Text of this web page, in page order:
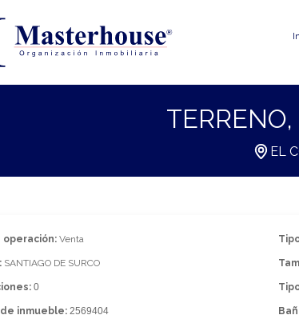
EL
operación: Venta
SANTIAGO DE SURCO
0
inmueble: 2569404